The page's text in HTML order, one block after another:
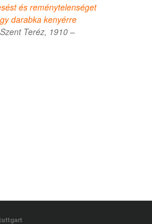
és reménytelenséget
darabka kenyérre
Teréz, 1910 –